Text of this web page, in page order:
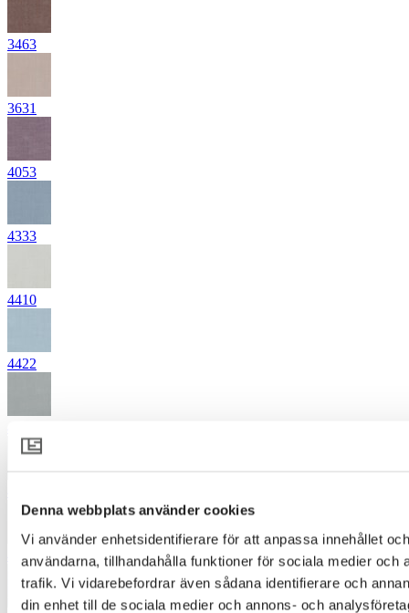
Denna webbplats använder cookies
Vi använder enhetsidentifierare för att anpassa innehållet
användarna, tillhandahålla funktioner för sociala medier och
trafik. Vi vidarebefordrar även sådana identifierare och
din enhet till de sociala medier och annons- och
3463
3631
4053
4333
4410
4422
4542